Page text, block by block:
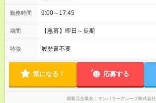
勤務時間 9:00～17:45
期間 【急募】即日～長期
特徴 履歴書不要
気になる！ 応募する
掲載元企業名 マンパワーグループ株式会社